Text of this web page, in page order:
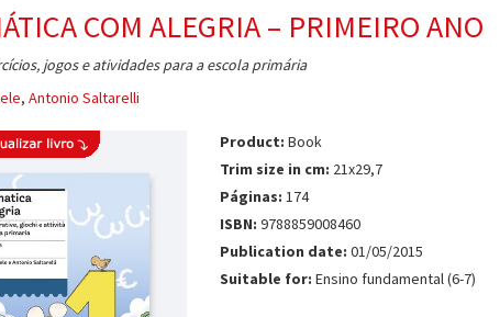
COM ALEGRIA – PRIMEIRO ANO
jogos e atividades para a escola primária
, Antonio Saltarelli
Product: Book
Trim size in cm: 21x29,7
Páginas: 174
ISBN: 9788859008460
Publication date: 01/05/2015
Suitable for: Ensino fundamental (6-7)